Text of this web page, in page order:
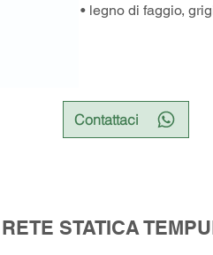
• legno di faggio,
Contattaci
STATICA